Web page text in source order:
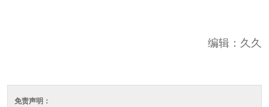
编辑：久久
免责声明：